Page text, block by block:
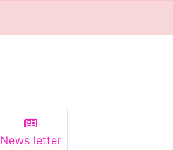
News letter